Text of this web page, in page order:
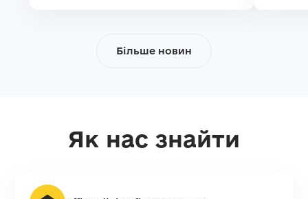
Більше новин
Як нас знайти